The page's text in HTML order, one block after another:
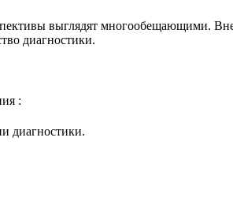
выглядят многообещающими.
диагностики.
:
диагностики.